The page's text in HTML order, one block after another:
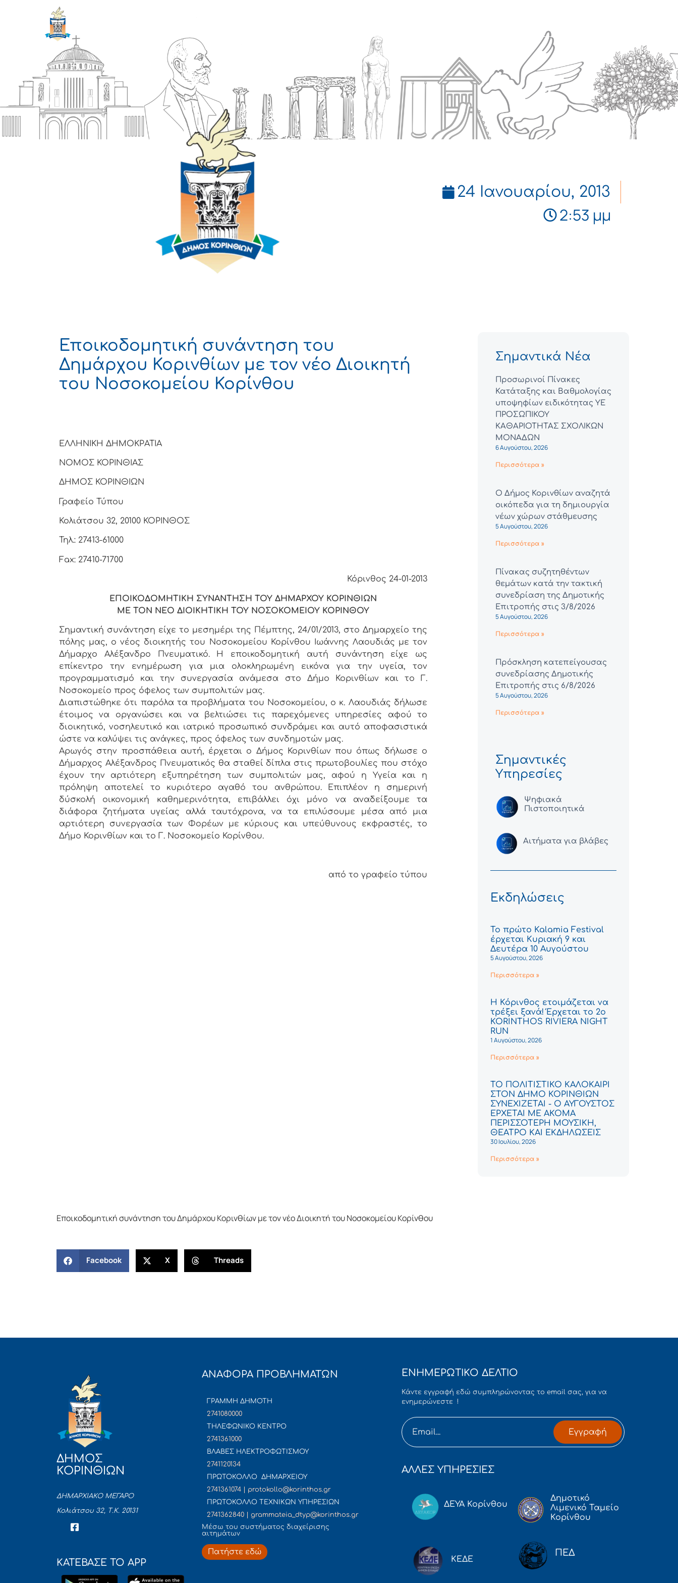
24 Ιανουαρίου, 2013
2:53 μμ
Εποικοδομητική συνάντηση του
Δημάρχου Κορινθίων με τον νέο Διοικητή
του Νοσοκομείου Κορίνθου
ΕΛΛΗΝΙΚΗ ΔΗΜΟΚΡΑΤΙΑ
ΝΟΜΟΣ ΚΟΡΙΝΘΙΑΣ
ΔΗΜΟΣ ΚΟΡΙΝΘΙΩΝ
Γραφείο Τύπου
Κολιάτσου 32, 20100 ΚΟΡΙΝΘΟΣ
Τηλ.: 27413-61000
Fax: 27410-71700
Κόρινθος 24-01-2013
ΕΠΟΙΚΟΔΟΜΗΤΙΚΗ ΣΥΝΑΝΤΗΣΗ ΤΟΥ ΔΗΜΑΡΧΟΥ ΚΟΡΙΝΘΙΩΝ
ΜΕ ΤΟΝ ΝΕΟ ΔΙΟΙΚΗΤΙΚΗ ΤΟΥ ΝΟΣΟΚΟΜΕΙΟΥ ΚΟΡΙΝΘΟΥ
Σημαντική συνάντηση είχε το μεσημέρι της Πέμπτης, 24/01/2013, στο Δημαρχείο της
πόλης μας, ο νέος διοικητής του Νοσοκομείου Κορίνθου Ιωάννης Λαουδιάς με τον
Δήμαρχο Αλέξανδρο Πνευματικό. Η εποικοδομητική αυτή συνάντηση είχε ως
επίκεντρο την ενημέρωση για μια ολοκληρωμένη εικόνα για την υγεία, τον
προγραμματισμό και την συνεργασία ανάμεσα στο Δήμο Κορινθίων και το Γ.
Νοσοκομείο προς όφελος των συμπολιτών μας.
Διαπιστώθηκε ότι παρόλα τα προβλήματα του Νοσοκομείου, ο κ. Λαουδιάς δήλωσε
έτοιμος να οργανώσει και να βελτιώσει τις παρεχόμενες υπηρεσίες αφού το
διοικητικό, νοσηλευτικό και ιατρικό προσωπικό συνδράμει και αυτό αποφασιστικά
ώστε να καλύψει τις ανάγκες, προς όφελος των συνδημοτών μας.
Αρωγός στην προσπάθεια αυτή, έρχεται ο Δήμος Κορινθίων που όπως δήλωσε ο
Δήμαρχος Αλέξανδρος Πνευματικός θα σταθεί δίπλα στις πρωτοβουλίες που στόχο
έχουν την αρτιότερη εξυπηρέτηση των συμπολιτών μας, αφού η Υγεία και η
πρόληψη αποτελεί το κυριότερο αγαθό του ανθρώπου. Επιπλέον η σημερινή
δύσκολή οικονομική καθημερινότητα, επιβάλλει όχι μόνο να αναδείξουμε τα
διάφορα ζητήματα υγείας αλλά ταυτόχρονα, να τα επιλύσουμε μέσα από μια
αρτιότερη συνεργασία των Φορέων με κύριους και υπεύθυνους εκφραστές, το
Δήμο Κορινθίων και το Γ. Νοσοκομείο Κορίνθου.
από το γραφείο τύπου
Σημαντικά Νέα
Προσωρινοί Πίνακες
Κατάταξης και Βαθμολογίας
υποψηφίων ειδικότητας ΥΕ
ΠΡΟΣΩΠΙΚΟΥ
ΚΑΘΑΡΙΟΤΗΤΑΣ ΣΧΟΛΙΚΩΝ
ΜΟΝΑΔΩΝ
6 Αυγούστου, 2026
Περισσότερα »
Ο Δήμος Κορινθίων αναζητά
οικόπεδα για τη δημιουργία
νέων χώρων στάθμευσης
5 Αυγούστου, 2026
Περισσότερα »
Πίνακας συζητηθέντων
θεμάτων κατά την τακτική
συνεδρίαση της Δημοτικής
Επιτροπής στις 3/8/2026
5 Αυγούστου, 2026
Περισσότερα »
Πρόσκληση κατεπείγουσας
συνεδρίασης Δημοτικής
Επιτροπής στις 6/8/2026
5 Αυγούστου, 2026
Περισσότερα »
Σημαντικές
Υπηρεσίες
Ψηφιακά
Πιστοποιητικά
Αιτήματα για βλάβες
Εκδηλώσεις
Το πρώτο Kalamia Festival
έρχεται Κυριακή 9 και
Δευτέρα 10 Αυγούστου
5 Αυγούστου, 2026
Περισσότερα »
Η Κόρινθος ετοιμάζεται να
τρέξει ξανά! Έρχεται το 2ο
KORINTHOS RIVIERA NIGHT
RUN
1 Αυγούστου, 2026
Περισσότερα »
ΤΟ ΠΟΛΙΤΙΣΤΙΚΟ ΚΑΛΟΚΑΙΡΙ
ΣΤΟΝ ΔΗΜΟ ΚΟΡΙΝΘΙΩΝ
ΣΥΝΕΧΙΖΕΤΑΙ - Ο ΑΥΓΟΥΣΤΟΣ
ΕΡΧΕΤΑΙ ΜΕ ΑΚΟΜΑ
ΠΕΡΙΣΣΟΤΕΡΗ ΜΟΥΣΙΚΗ,
ΘΕΑΤΡΟ ΚΑΙ ΕΚΔΗΛΩΣΕΙΣ
30 Ιουλίου, 2026
Περισσότερα »
Εποικοδομητική συνάντηση του Δημάρχου Κορινθίων με τον νέο Διοικητή του Νοσοκομείου Κορίνθου
Facebook X Threads
ΔΗΜΟΣ
ΚΟΡΙΝΘΙΩΝ
ΔΗΜΑΡΧΙΑΚΟ ΜΕΓΑΡΟ
Κολιάτσου 32, Τ.Κ. 20131
ΚΑΤΕΒΑΣΕ ΤΟ APP
ΑΝΑΦΟΡΑ ΠΡΟΒΛΗΜΑΤΩΝ
ΓΡΑΜΜΗ ΔΗΜΟΤΗ
2741080000
ΤΗΛΕΦΩΝΙΚΟ ΚΕΝΤΡΟ
2741361000
ΒΛΑΒΕΣ ΗΛΕΚΤΡΟΦΩΤΙΣΜΟΥ
2741120134
ΠΡΩΤΟΚΟΛΛΟ ΔΗΜΑΡΧΕΙΟΥ
2741361074 | protokollo@korinthos.gr
ΠΡΩΤΟΚΟΛΛΟ ΤΕΧΝΙΚΩΝ ΥΠΗΡΕΣΙΩΝ
2741362840 | grammateia_dtyp@korinthos.gr
Mέσω του συστήματος διαχείρισης
αιτημάτων
Πατήστε εδώ
ΕΝΗΜΕΡΩΤΙΚΟ ΔΕΛΤΙΟ
Κάντε εγγραφή εδώ συμπληρώνοντας το email σας, για να
ενημερώνεστε !
Εγγραφή
ΑΛΛΕΣ ΥΠΗΡΕΣΙΕΣ
ΔΕΥΑ Κορίνθου
Δημοτικό
Λιμενικό Ταμείο
Κορίνθου
ΚΕΔΕ
ΠΕΔ